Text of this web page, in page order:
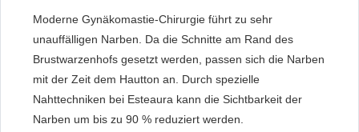
Moderne Gynäkomastie-Chirurgie führt zu sehr
unauffälligen Narben. Da die Schnitte am Rand des
Brustwarzenhofs gesetzt werden, passen sich die Narben
mit der Zeit dem Hautton an. Durch spezielle
Nahttechniken bei Esteaura kann die Sichtbarkeit der
Narben um bis zu 90 % reduziert werden.